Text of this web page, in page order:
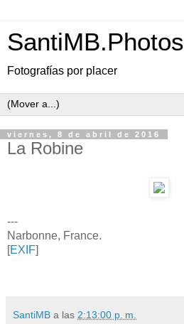
SantiMB.Photos
Fotografías por placer
viernes, 8 de abril de 2016
La Robine
---
Narbonne, France.
[EXIF]
SantiMB a las 2:13:00 p. m.